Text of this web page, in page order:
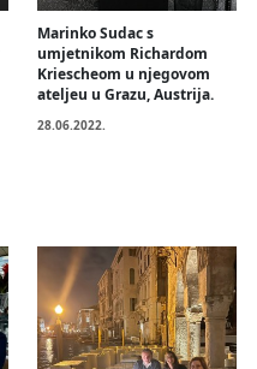
Marinko Sudac s
umjetnikom Richardom
Kriescheom u njegovom
ateljeu u Grazu, Austrija.
28.06.2022.